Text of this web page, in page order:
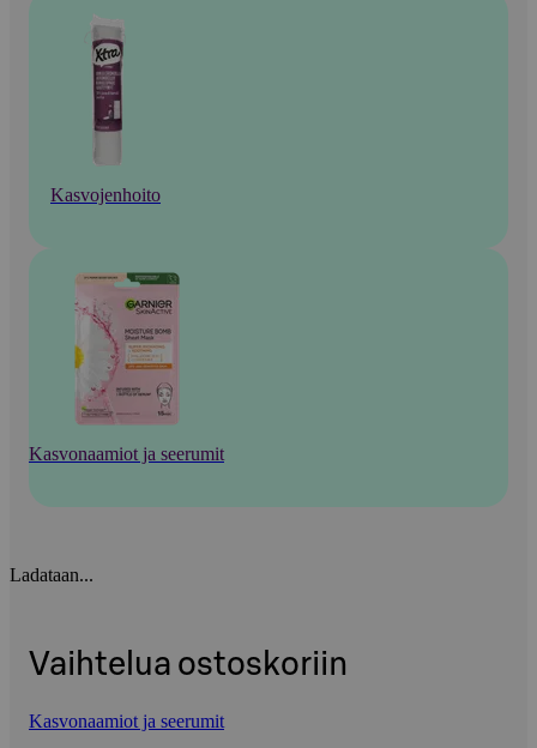
Kasvojenhoito
Kasvonaamiot ja seerumit
Ladataan...
Vaihtelua ostoskoriin
Kasvonaamiot ja seerumit